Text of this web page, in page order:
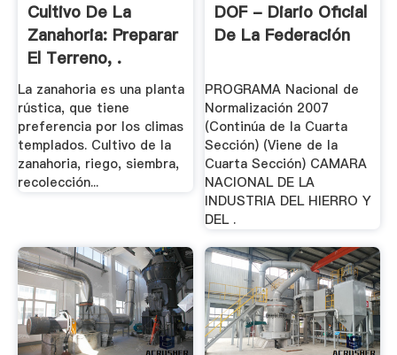
Cultivo De La
Zanahoria: Preparar
El Terreno, .
La zanahoria es una planta
rústica, que tiene
preferencia por los climas
templados. Cultivo de la
zanahoria, riego, siembra,
recolección...
DOF - Diario Oficial
De La Federación
PROGRAMA Nacional de
Normalización 2007
(Continúa de la Cuarta
Sección) (Viene de la
Cuarta Sección) CAMARA
NACIONAL DE LA
INDUSTRIA DEL HIERRO Y
DEL .